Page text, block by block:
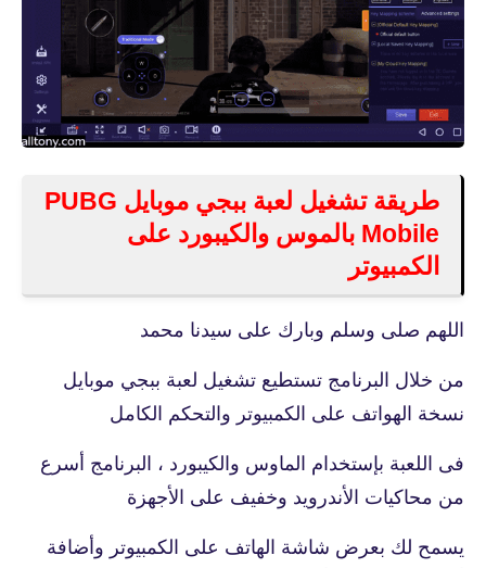
طريقة تشغيل لعبة ببجي موبايل PUBG
Mobile بالموس والكيبورد على
الكمبيوتر
اللهم صلى وسلم وبارك على سيدنا محمد
من خلال البرنامج تستطيع تشغيل لعبة ببجي موبايل
نسخة الهواتف على الكمبيوتر والتحكم الكامل
فى اللعبة بإستخدام الماوس والكيبورد ، البرنامج أسرع
من محاكيات الأندرويد وخفيف على الأجهزة
يسمح لك بعرض شاشة الهاتف على الكمبيوتر وأضافة